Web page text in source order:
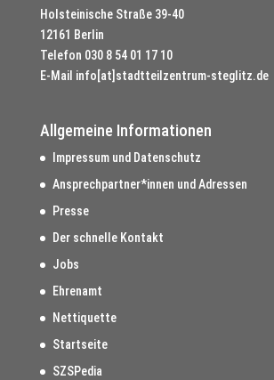
Holsteinische Straße 39-40
12161 Berlin
Telefon 030 8 54 01 17 10
E-Mail info[at]stadtteilzentrum-steglitz.de
Allgemeine Informationen
Impressum und Datenschutz
Ansprechpartner*innen und Adressen
Presse
Der schnelle Kontakt
Jobs
Ehrenamt
Nettiquette
Startseite
SZSPedia